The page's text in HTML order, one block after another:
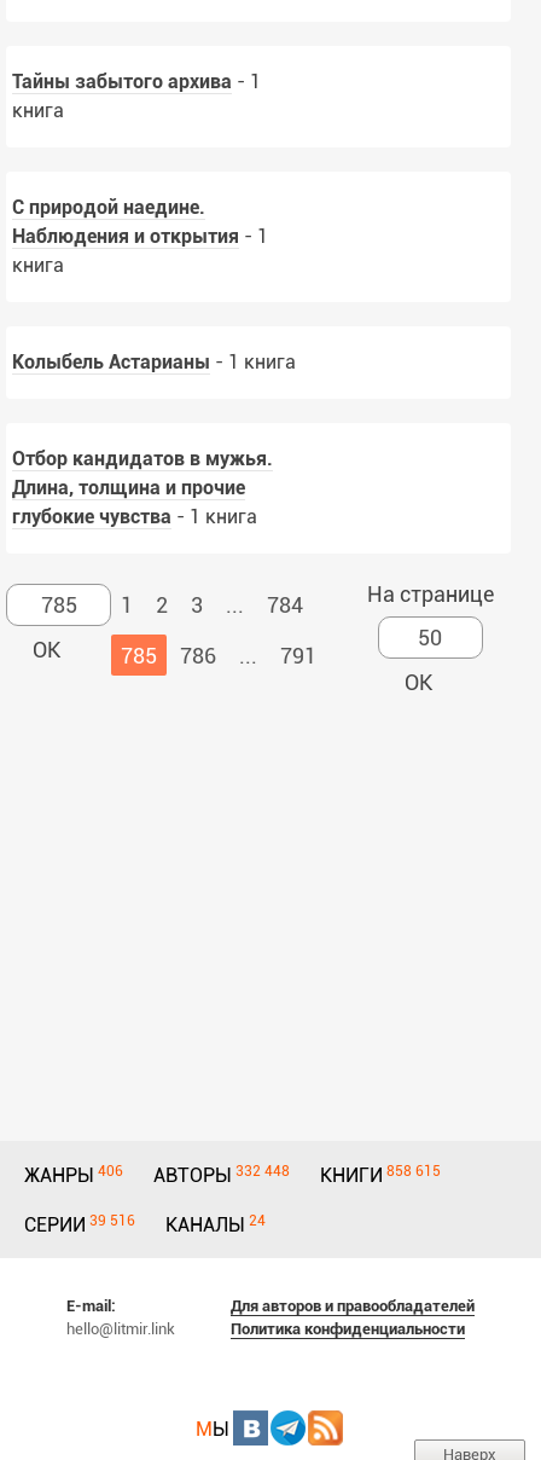
Тайны забытого архива - 1
книга
С природой наедине.
Наблюдения и открытия - 1
книга
Колыбель Астарианы - 1 книга
Отбор кандидатов в мужья.
Длина, толщина и прочие
глубокие чувства - 1 книга
1 2 3 ...
784
785
786 ... 791
На странице
ЖАНРЫ 406 АВТОРЫ 332 448 КНИГИ 858 615
СЕРИИ 39 516 КАНАЛЫ 24
E-mail:
hello@litmir.link
Для авторов и правообладателей
Политика конфиденциальности
МЫ
Наверх